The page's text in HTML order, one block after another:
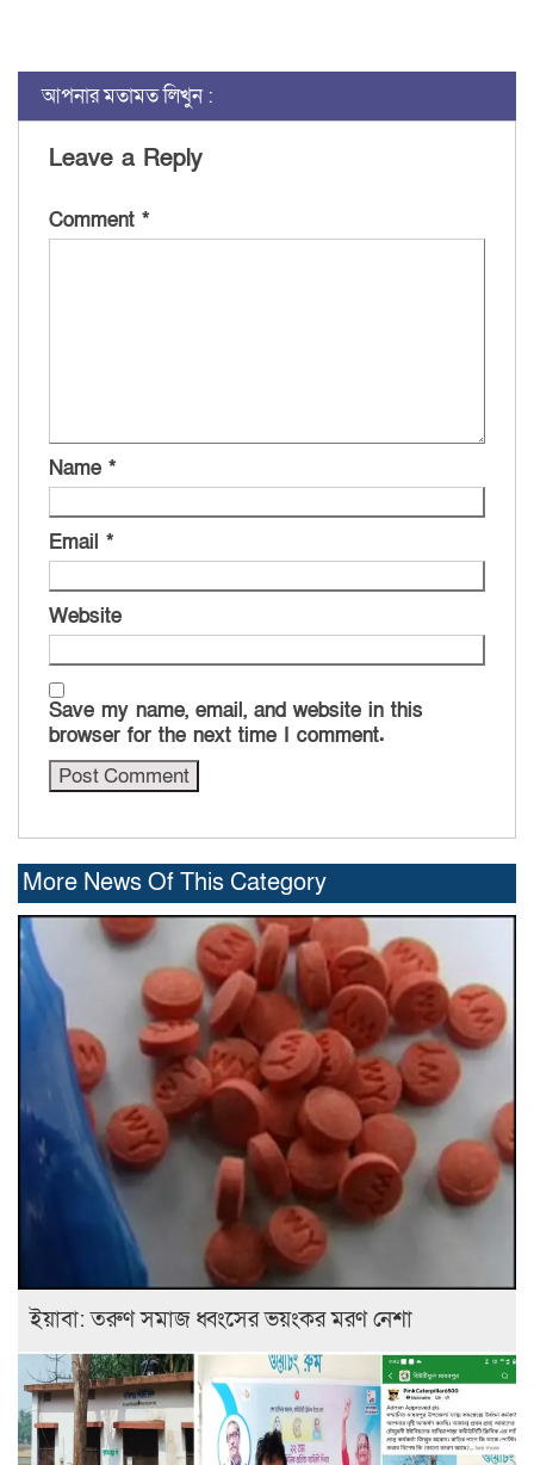
আপনার মতামত লিখুন :
Leave a Reply
Comment *
Name *
Email *
Website
Save my name, email, and website in this
browser for the next time I comment.
More News Of This Category
ইয়াবা: তরুণ সমাজ ধ্বংসের ভয়ংকর মরণ নেশা